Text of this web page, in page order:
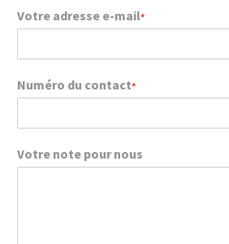
Votre adresse e-mail*
Numéro du contact*
Votre note pour nous